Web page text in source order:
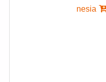
nesia